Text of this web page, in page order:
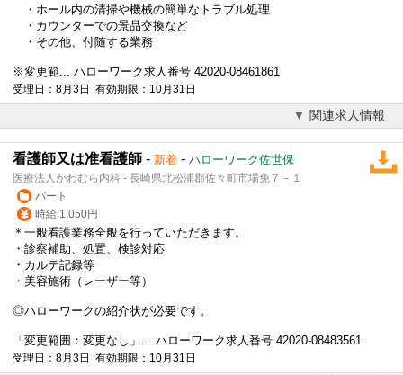
・ホール内の清掃や機械の簡単なトラブル処理
・カウンターでの景品交換など
・その他、付随する業務
※変更範... ハローワーク求人番号 42020-08461861
受理日：8月3日 有効期限：10月31日
関連求人情報
看護師又は准看護師 - 新着 - ハローワーク佐世保
医療法人かわむら内科 - 長崎県北松浦郡佐々町市場免７－１
パート
時給 1,050円
＊一般看護業務全般を行っていただきます。
・診察補助、処置、検診対応
・カルテ記録等
・美容施術（レーザー等）
◎ハローワークの紹介状が必要です。
「変更範囲：変更なし」... ハローワーク求人番号 42020-08483561
受理日：8月3日 有効期限：10月31日